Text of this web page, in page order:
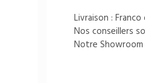
Livraison :
Nos conseillers
Notre Showroom